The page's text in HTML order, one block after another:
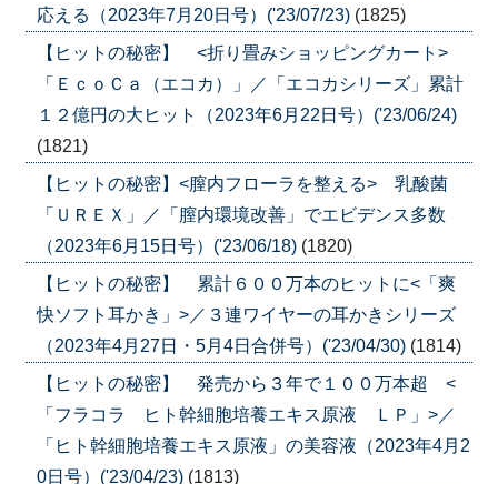
応える（2023年7月20日号）('23/07/23) (1825)
【ヒットの秘密】 <折り畳みショッピングカート>
「ＥｃｏＣａ（エコカ）」／「エコカシリーズ」累計
１２億円の大ヒット（2023年6月22日号）('23/06/24)
(1821)
【ヒットの秘密】<膣内フローラを整える> 乳酸菌
「ＵＲＥＸ」／「膣内環境改善」でエビデンス多数
（2023年6月15日号）('23/06/18) (1820)
【ヒットの秘密】 累計６００万本のヒットに<「爽
快ソフト耳かき」>／３連ワイヤーの耳かきシリーズ
（2023年4月27日・5月4日合併号）('23/04/30) (1814)
【ヒットの秘密】 発売から３年で１００万本超 <
「フラコラ ヒト幹細胞培養エキス原液 ＬＰ」>／
「ヒト幹細胞培養エキス原液」の美容液（2023年4月2
0日号）('23/04/23) (1813)